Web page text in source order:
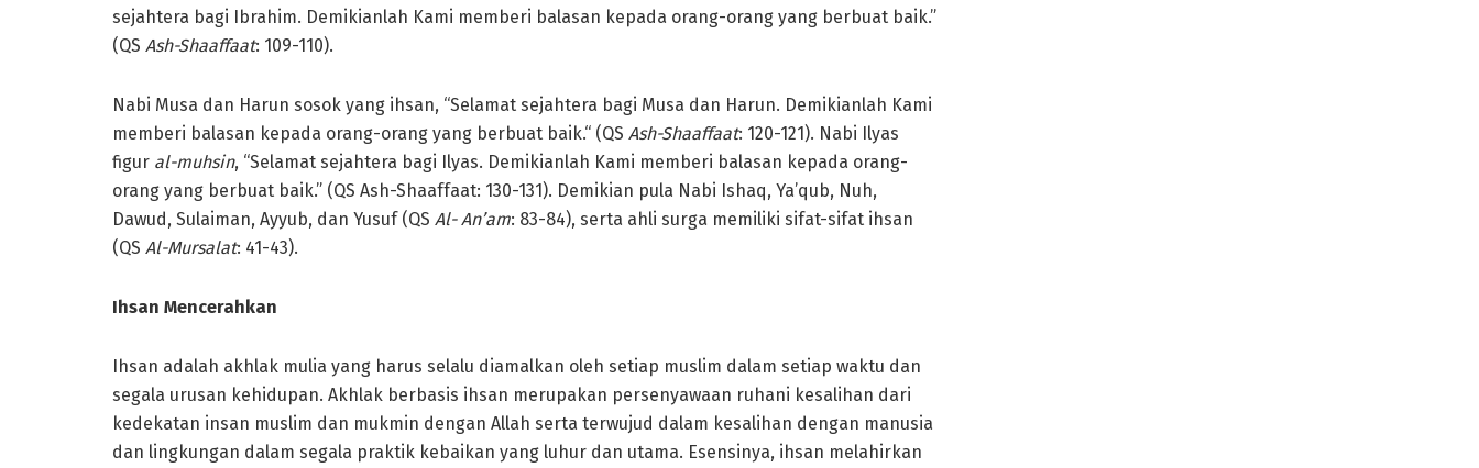
sejahtera bagi Ibrahim. Demikianlah Kami memberi balasan kepada orang-orang yang berbuat baik.”
(QS Ash-Shaaffaat: 109-110).
Nabi Musa dan Harun sosok yang ihsan, “Selamat sejahtera bagi Musa dan Harun. Demikianlah Kami
memberi balasan kepada orang-orang yang berbuat baik.“ (QS Ash-Shaaffaat: 120-121). Nabi Ilyas
figur al-muhsin, “Selamat sejahtera bagi Ilyas. Demikianlah Kami memberi balasan kepada orang-
orang yang berbuat baik.” (QS Ash-Shaaffaat: 130-131). Demikian pula Nabi Ishaq, Ya’qub, Nuh,
Dawud, Sulaiman, Ayyub, dan Yusuf (QS Al- An’am: 83-84), serta ahli surga memiliki sifat-sifat ihsan
(QS Al-Mursalat: 41-43).
Ihsan Mencerahkan
Ihsan adalah akhlak mulia yang harus selalu diamalkan oleh setiap muslim dalam setiap waktu dan
segala urusan kehidupan. Akhlak berbasis ihsan merupakan persenyawaan ruhani kesalihan dari
kedekatan insan muslim dan mukmin dengan Allah serta terwujud dalam kesalihan dengan manusia
dan lingkungan dalam segala praktik kebaikan yang luhur dan utama. Esensinya, ihsan melahirkan